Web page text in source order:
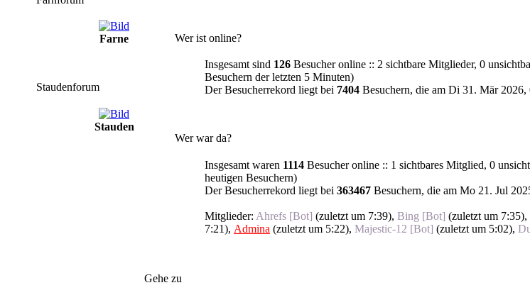
Wer ist online?
Insgesamt sind 126 Besucher online :: 2 sichtbare Mitglieder, 0
Besuchern der letzten 5 Minuten)
Der Besucherrekord liegt bei 7404 Besuchern, die am Di 31. Mär
Wer war da?
Insgesamt waren 1114 Besucher online :: 1 sichtbares Mitglied, 0
heutigen Besuchern)
Der Besucherrekord liegt bei 363467 Besuchern, die am Mo 21. Jul
Mitglieder: Ahrefs [Bot] (zuletzt um 7:39), Bing [Bot] (zuletzt um 7:35),
7:21), Admina (zuletzt um 5:22), Majestic-12 [Bot] (zuletzt um 5:02),
Gehe zu
Farne
Staudenforum
Stauden